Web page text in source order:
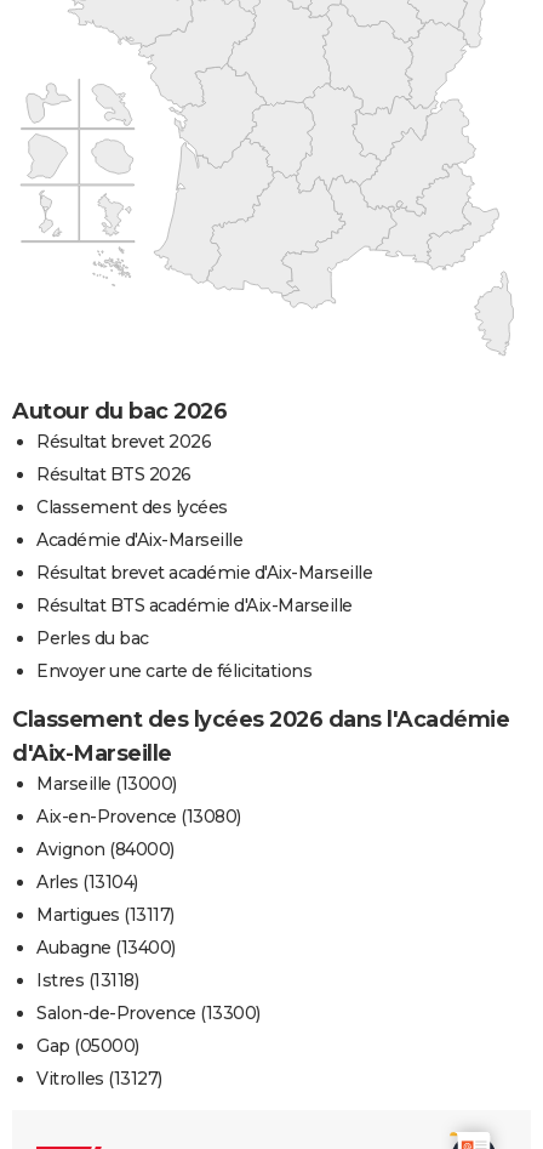
Autour du bac 2026
Résultat brevet 2026
Résultat BTS 2026
Classement des lycées
Académie d'Aix-Marseille
Résultat brevet académie d'Aix-Marseille
Résultat BTS académie d'Aix-Marseille
Perles du bac
Envoyer une carte de félicitations
Classement des lycées 2026 dans l'Académie
d'Aix-Marseille
Marseille (13000)
Aix-en-Provence (13080)
Avignon (84000)
Arles (13104)
Martigues (13117)
Aubagne (13400)
Istres (13118)
Salon-de-Provence (13300)
Gap (05000)
Vitrolles (13127)